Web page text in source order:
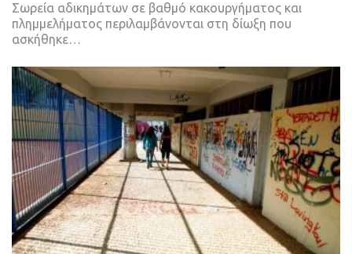
Σωρεία αδικημάτων σε βαθμό κακουργήματος και
πλημμελήματος περιλαμβάνονται στη δίωξη που
ασκήθηκε…